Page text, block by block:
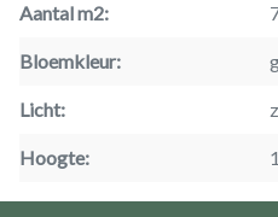
Aantal m2
Bloemkleur
Licht
Hoogte